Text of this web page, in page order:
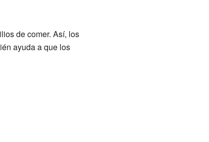
de comer. Así, los
ayuda a que los